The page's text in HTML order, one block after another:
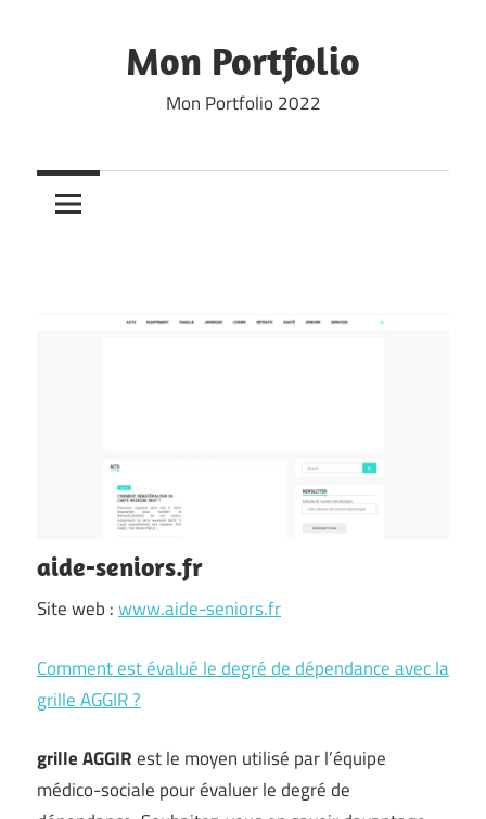
Mon Portfolio
Mon Portfolio 2022
aide-seniors.fr
Site web :www.aide-seniors.fr
Comment est évalué le degré de dépendance avec la
grille AGGIR ?
grille AGGIRest le moyen utilisé par l’équipe
médico-sociale pour évaluer le degré de